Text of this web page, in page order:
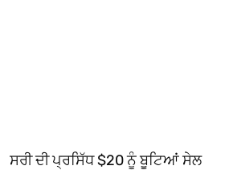
ਸਰੀ ਦੀ ਪ੍ਰਸਿੱਧ $20 ਨੂੰ ਬੂਟਿਆਂ ਸੇਲ